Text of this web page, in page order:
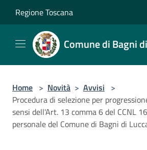
Regione Toscana
Comune di Bagni
Home > Novità > Avvisi >
Procedura di selezione per
sensi dell'Art. 13 comma 6 del CCNL
personale del Comune di Bagni di